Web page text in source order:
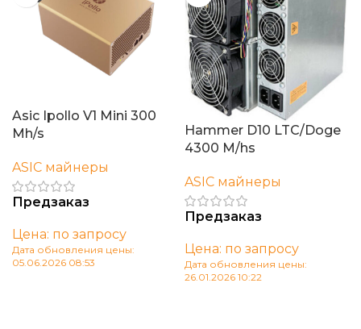
Asic Ipollo V1 Mini 300
Mh/s
ASIC майнеры
Предзаказ
Цена: по запросу
Дата обновления цены:
05.06.2026 08:53
Hammer D10 LTC/Doge
4300 M/hs
ASIC майнеры
Предзаказ
Цена: по запросу
Дата обновления цены:
26.01.2026 10:22